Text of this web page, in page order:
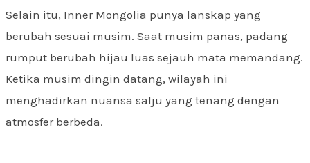
Selain itu, Inner Mongolia punya lanskap yang
berubah sesuai musim. Saat musim panas, padang
rumput berubah hijau luas sejauh mata memandang.
Ketika musim dingin datang, wilayah ini
menghadirkan nuansa salju yang tenang dengan
atmosfer berbeda.